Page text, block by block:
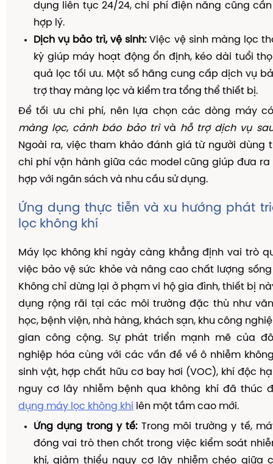
dụng liên tục 24/24, chi phí điện năng cũng
hợp lý.
Dịch vụ bảo trì, vệ sinh:Việc vệ sinh màng lọc
kỳ giúp máy hoạt động ổn định, kéo dài tuổi
quả lọc tối ưu. Một số hãng cung cấp dịch vụ
trợ thay màng lọc và kiểm tra tổng thể thiết bị.
Để tối ưu chi phí, nên lựa chọn các dòng máy
màng lọc, cảnh báo bảo trìvà hỗ trợ dịch vụ
Ngoài ra, việc tham khảo đánh giá từ người dùng
chi phí vận hành giữa các model cũng giúp đưa ra
hợp với ngân sách và nhu cầu sử dụng.
Ứng dụng thực tiễn và xu hướng phát
lọc không khí
Máy lọc không khí ngày càng khẳng định vai trò
việc bảo vệ sức khỏe và nâng cao chất lượng
Không chỉ dừng lại ở phạm vi hộ gia đình, thiết bị
dụng rộng rãi tại các môi trường đặc thù như
học, bệnh viện, nhà hàng, khách sạn, khu công
gian công cộng. Sự phát triển mạnh mẽ của
nghiệp hóa cùng với các vấn đề về ô nhiễm
sinh vật, hợp chất hữu cơ bay hơi (VOC), khí độc
nguy cơ lây nhiễm bệnh qua không khí đã thúc
dụng máy lọc không khí lên một tầm cao mới.
Ứng dụng trong y tế:Trong môi trường y tế,
đóng vai trò then chốt trong việc kiểm soát
khí, giảm thiểu nguy cơ lây nhiễm chéo giữa